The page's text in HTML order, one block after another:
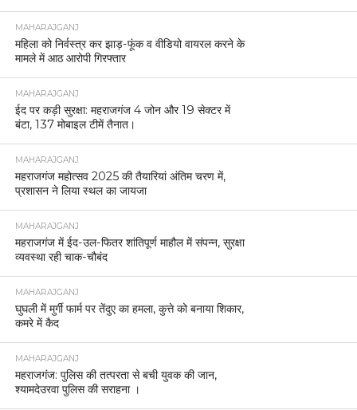
MAHARAJGANJ
महिला को निर्वस्त्र कर झाड़-फूंक व वीडियो वायरल करने के
मामले में आठ आरोपी गिरफ्तार
MAHARAJGANJ
ईद पर कड़ी सुरक्षा: महराजगंज 4 जोन और 19 सेक्टर में
बंटा, 137 मोबाइल टीमें तैनात।
MAHARAJGANJ
महराजगंज महोत्सव 2025 की तैयारियां अंतिम चरण में,
प्रशासन ने लिया स्थल का जायजा
MAHARAJGANJ
महराजगंज में ईद-उल-फितर शांतिपूर्ण माहौल में संपन्न, सुरक्षा
व्यवस्था रही चाक-चौबंद
MAHARAJGANJ
घुघली में मुर्गी फार्म पर तेंदुए का हमला, कुत्ते को बनाया शिकार,
कमरे में कैद
MAHARAJGANJ
महराजगंज: पुलिस की तत्परता से बची युवक की जान,
श्यामदेउरवा पुलिस की सराहना ।